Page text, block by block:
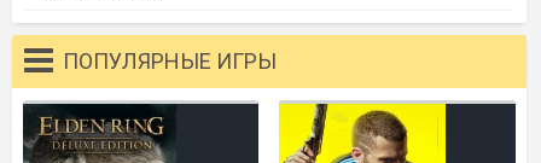
ПОПУЛЯРНЫЕ ИГРЫ